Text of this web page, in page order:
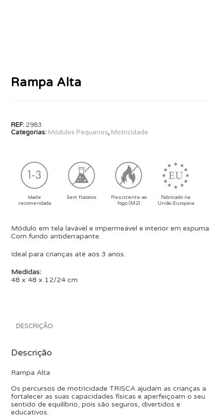
Rampa Alta
REF: 2983
Categorias: Módulos Pequenos, Motricidade
Idade
recomendada
Sem ftalatos
Resistente ao
fogo (M2)
Fabricado na
União Europeia
Módulo em tela lavável e impermeável e interior em espuma.
Com fundo antiderrapante.
Ideal para crianças até aos 3 anos.
Medidas:
48 x 48 x 12/24 cm
DESCRIÇÃO
Descrição
Rampa Alta
Os percursos de motricidade TRISCA ajudam as crianças a
fortalecer as suas capacidades físicas e aperfeiçoam o seu
sentido de equilíbrio, pois são seguros, divertidos e
educativos.